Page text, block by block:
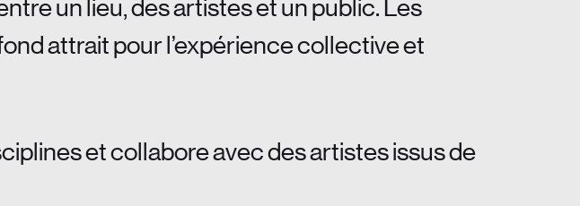
un lieu, des artistes et un public. Les
attrait pour l’expérience collective et
et collabore avec des artistes issus de